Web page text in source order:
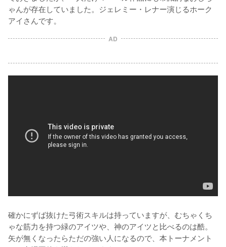
ゃんが存在していました。ジェレミー・レナー演じるホーク
アイさんです。
AD
確かにずば抜けた弓術スキルは持っていますが、むちゃくち
ゃな筋力を持つ緑のアイツや、神のアイツと比べるのは酷。
矢が無くなったらただの強い人になるので、本トーナメント